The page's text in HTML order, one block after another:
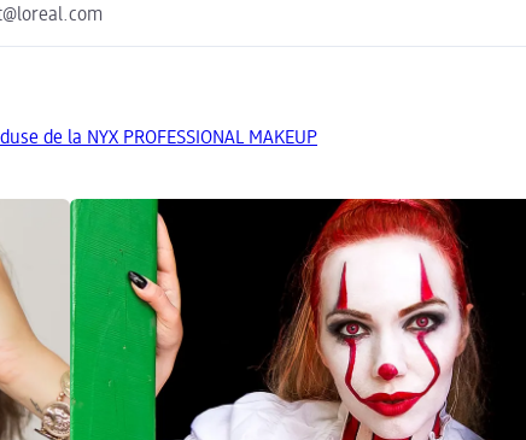
de la NYX PROFESSIONAL MAKEUP